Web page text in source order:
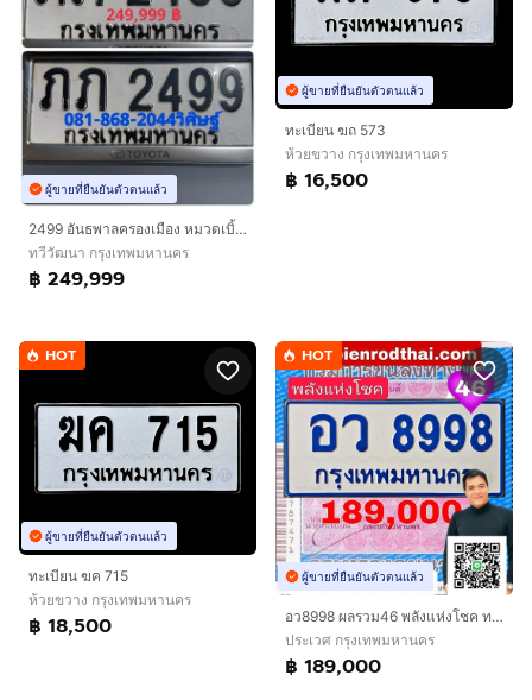
ผู้ขายที่ยืนยันตัวตนแล้ว
2499 อันธพาลครองเมือง หมวดเบิ้ล โอกาสเดียวเท่านั้น พร้อมบริการครับ
ทวีวัฒนา กรุงเทพมหานคร
฿ 249,999
ผู้ขายที่ยืนยันตัวตนแล้ว
ทะเบียน ฆถ 573
ห้วยขวาง กรุงเทพมหานคร
฿ 16,500
HOT
ผู้ขายที่ยืนยันตัวตนแล้ว
ทะเบียน ฆค 715
ห้วยขวาง กรุงเทพมหานคร
฿ 18,500
HOT
ผู้ขายที่ยืนยันตัวตนแล้ว
อว8998 ผลรวม46 พลังแห่งโชค​ ทะเบียนรถตู้8998 ทะเบียนป้ายฟ้า8998 ป้ายฟ้ารถตู้8998 หาทะเบียน8998ใส่รถตู้ต้องเลขนี้เฮงปังสุดยอด​ เจ้าของขายเอง
ประเวศ กรุงเทพมหานคร
฿ 189,000